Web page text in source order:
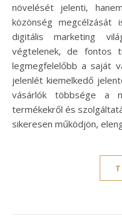
növelését jelenti,
közönség
digitális marketing
végtelenek, de fontos
legmegfelelőbb a saját
jelenlét kiemelkedő
vásárlók többsége a
termékekről és
sikeresen működjön,